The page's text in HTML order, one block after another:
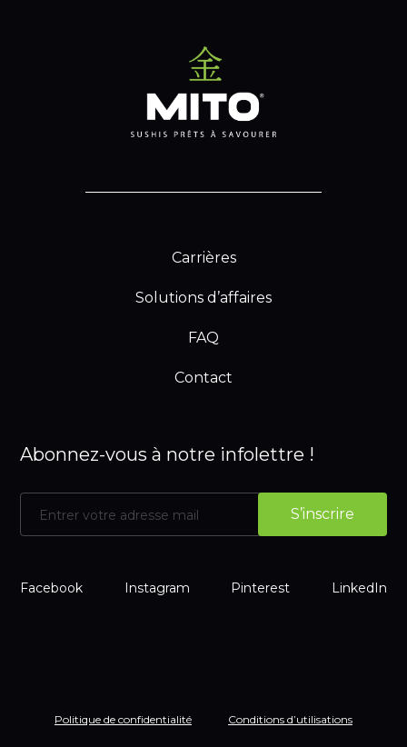
Carrières
Solutions d’affaires
FAQ
Contact
Abonnez-vous à notre infolettre !
Facebook Instagram Pinterest LinkedIn
Politique de confidentialité Conditions d’utilisations